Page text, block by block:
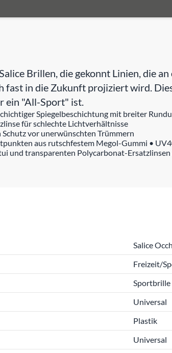
Brillen, die gekonnt Linien, die
fast in die Zukunft projiziert wird.
ein "All-Sport" ist.
Spiegelbeschichtung mit breiter
für schlechte Lichtverhältnisse
vor unerwünschten Trümmern
aus rutschfestem Megol-Gummi •
und transparenten Polycarbonat-
Salice
Freizeit/
Sportbrille
Universal
Plastik
Universal